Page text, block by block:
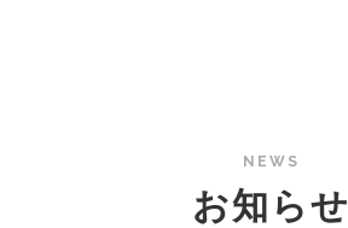
NEWS
お知らせ